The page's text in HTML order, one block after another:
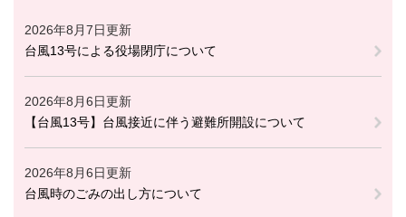
2026年8月7日更新
台風13号による役場閉庁について
2026年8月6日更新
【台風13号】台風接近に伴う避難所開設について
2026年8月6日更新
台風時のごみの出し方について